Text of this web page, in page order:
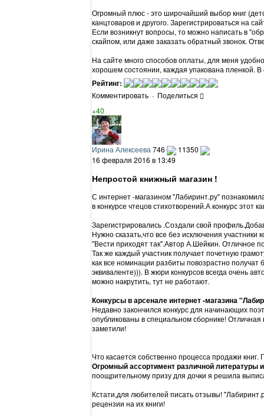
Огромный плюс - это широчайший выбор книг
канцтоваров и другого. Зарегистрироваться на
Если возникнут вопросы, то можно написать в
скайпом, или даже заказать обратный звонок.
На сайте много способов оплаты, для меня
хорошем состоянии, каждая упакована пленкой.
Рейтинг:
Комментировать · Поделиться
+40
Ирина Алексеева 746
11350
16 февраля 2016 в 13:49
Непростой книжный магазин !
С интернет -магазином "Лабиринт.ру"
в конкурсе чтецов стихотворений.А конкурс этот
Зарегистрировались .Создали свой
Нужно сказать,что все без исключения
"Вести приходят так".Автор А.Шейкин. Отличное
Так же каждый участник получает почетную
как все номинации разбиты повозрастно
эквиваленте))). В жюри конкурсов всегда очень
можно накрутить, тут не работают.
Конкурсы в арсенале интернет -магазина
Недавно закончился конкурс для начинающих
опубликованы в специальном сборнике!
заметили!
Что касается собственно процесса продажи
Огромный ассортимент различной литературы
поощрительному призу для дочки я решила
Кстати,для любителей писать отзывы!
рецензии на их книги!